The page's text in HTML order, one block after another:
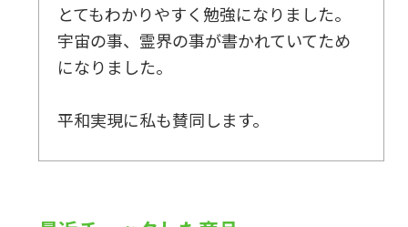
とてもわかりやすく勉強になりました。
宇宙の事、霊界の事が書かれていてため
になりました。
平和実現に私も賛同します。